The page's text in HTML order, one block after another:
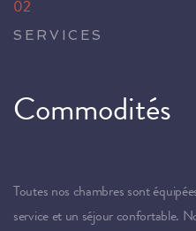
02
SERVICES
Commodités
Toutes nos chambres sont
service et un séjour confortable.